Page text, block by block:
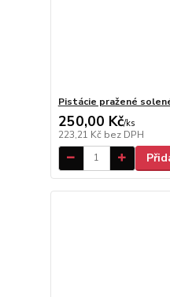
Pistácie pražené
250,00 Kč/ks
223,21 Kč bez DPH